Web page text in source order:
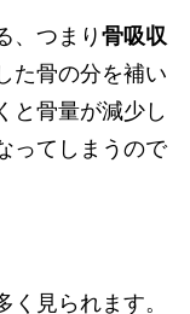
、つまり 骨吸収
た骨の分を補い
と骨量が減少し
ってしまうので
く見られます。